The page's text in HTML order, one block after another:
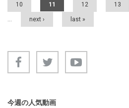
10 11 12 13
next › last »
今週の人気動画